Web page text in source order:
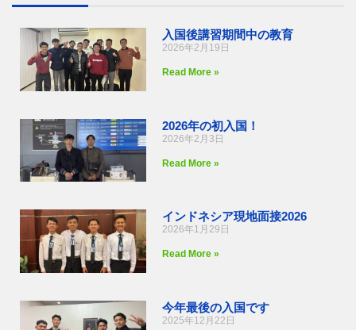
入国後講習期間中の教育
2026年2月19日
Read More »
2026年の初入国！
2026年2月3日
Read More »
インドネシア現地面接2026
2026年1月29日
Read More »
今年最後の入国です
2025年12月22日